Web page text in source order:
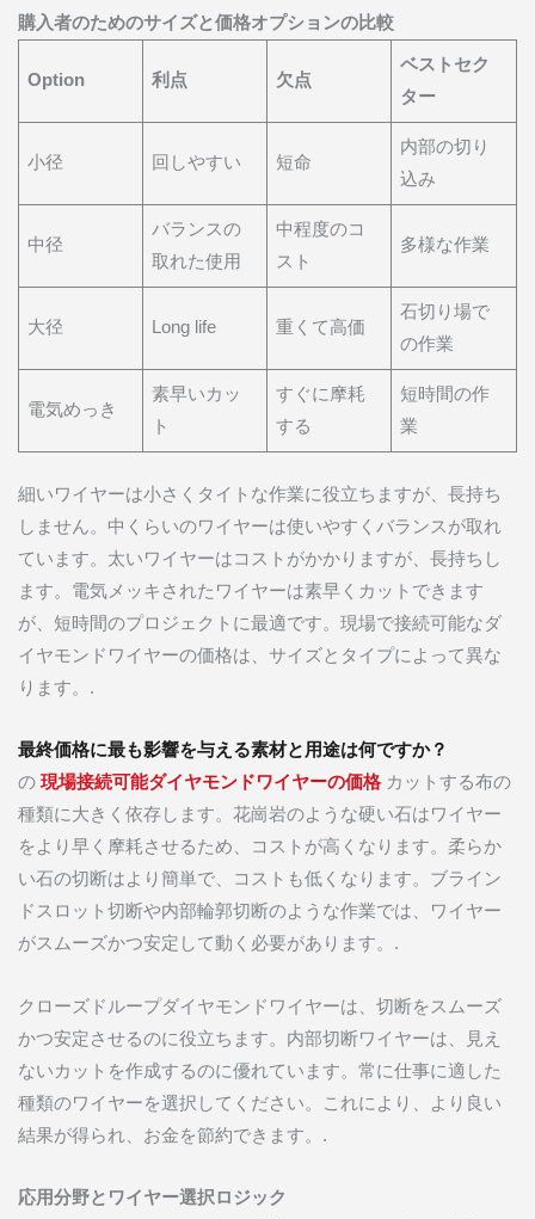
購入者のためのサイズと価格オプションの比較
Option 利点 欠点
ベストセク
ター
小径 回しやすい 短命
内部の切り
込み
中径
バランスの
取れた使用
中程度のコ
スト
多様な作業
大径 Long life 重くて高価
石切り場で
の作業
電気めっき
素早いカッ
ト
すぐに摩耗
する
短時間の作
業
細いワイヤーは小さくタイトな作業に役立ちますが、長持ち
しません。中くらいのワイヤーは使いやすくバランスが取れ
ています。太いワイヤーはコストがかかりますが、長持ちし
ます。電気メッキされたワイヤーは素早くカットできます
が、短時間のプロジェクトに最適です。現場で接続可能なダ
イヤモンドワイヤーの価格は、サイズとタイプによって異な
ります。.
最終価格に最も影響を与える素材と用途は何ですか？
の 現場接続可能ダイヤモンドワイヤーの価格 カットする布の
種類に大きく依存します。花崗岩のような硬い石はワイヤー
をより早く摩耗させるため、コストが高くなります。柔らか
い石の切断はより簡単で、コストも低くなります。ブライン
ドスロット切断や内部輪郭切断のような作業では、ワイヤー
がスムーズかつ安定して動く必要があります。.
クローズドループダイヤモンドワイヤーは、切断をスムーズ
かつ安定させるのに役立ちます。内部切断ワイヤーは、見え
ないカットを作成するのに優れています。常に仕事に適した
種類のワイヤーを選択してください。これにより、より良い
結果が得られ、お金を節約できます。.
応用分野とワイヤー選択ロジック